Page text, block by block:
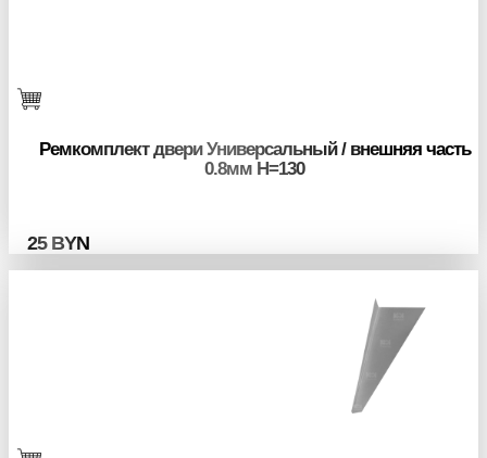
Ремкомплект двери Универсальный / внешняя часть
0.8мм H=130
25 BYN